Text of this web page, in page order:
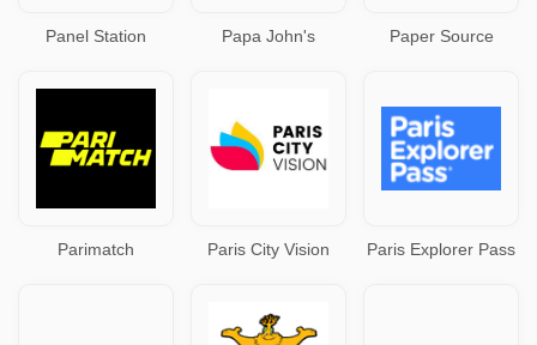
Panel Station Papa John's Paper Source
Parimatch Paris City Vision Paris Explorer Pass